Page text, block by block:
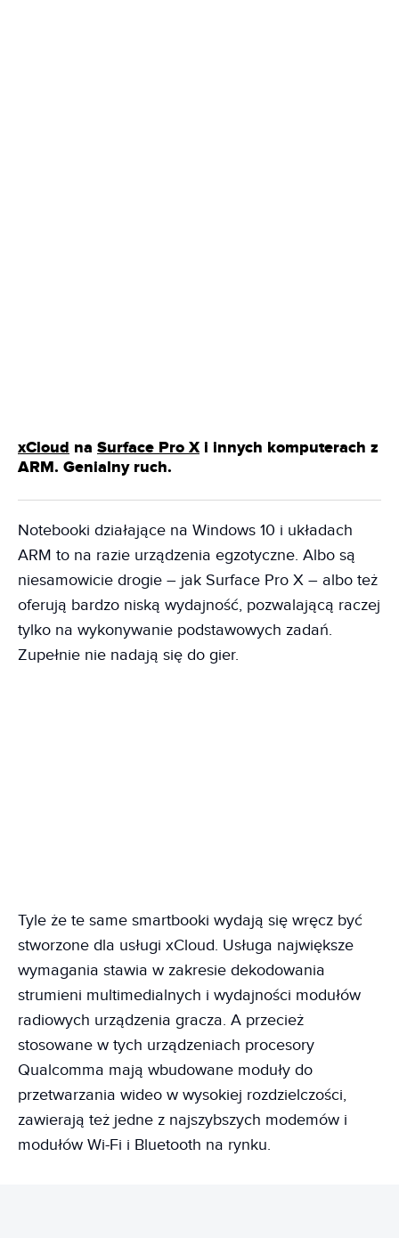
xCloud na Surface Pro X i innych komputerach z
ARM. Genialny ruch.
Notebooki działające na Windows 10 i układach
ARM to na razie urządzenia egzotyczne. Albo są
niesamowicie drogie – jak Surface Pro X – albo też
oferują bardzo niską wydajność, pozwalającą raczej
tylko na wykonywanie podstawowych zadań.
Zupełnie nie nadają się do gier.
Tyle że te same smartbooki wydają się wręcz być
stworzone dla usługi xCloud. Usługa największe
wymagania stawia w zakresie dekodowania
strumieni multimedialnych i wydajności modułów
radiowych urządzenia gracza. A przecież
stosowane w tych urządzeniach procesory
Qualcomma mają wbudowane moduły do
przetwarzania wideo w wysokiej rozdzielczości,
zawierają też jedne z najszybszych modemów i
modułów Wi-Fi i Bluetooth na rynku.